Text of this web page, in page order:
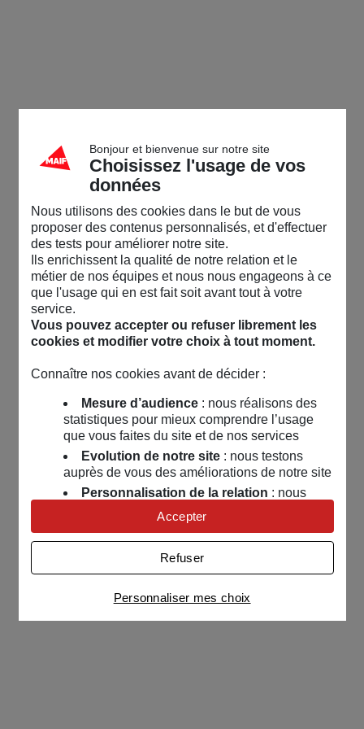
Bonjour et bienvenue sur notre site
Choisissez l'usage de vos
données
Nous utilisons des cookies dans le but de vous
proposer des contenus personnalisés, et d'effectuer
des tests pour améliorer notre site.
Ils enrichissent la qualité de notre relation et le
métier de nos équipes et nous nous engageons à ce
que l'usage qui en est fait soit avant tout à votre
service.
Vous pouvez accepter ou refuser librement les
cookies et modifier votre choix à tout moment.
Connaître nos cookies avant de décider :
Mesure d’audience: nous réalisons des
statistiques pour mieux comprendre l’usage
que vous faites du site et de nos services
Evolution de notre site: nous testons
auprès de vous des améliorations de notre site
Personnalisation de la relation : nous
nous servons de cookies pour adapter nos
contenus et personnaliser nos offres
Univers publicitaire: nous utilisons avec
nos partenaires des cookies pour afficher des
publicités personnalisées
Connaître notre politique cookies et la liste de nos
partenaires
Personnaliser mes choix
Refuser
Accepter